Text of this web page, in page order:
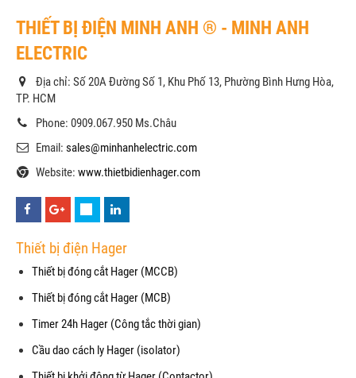
THIẾT BỊ ĐIỆN MINH ANH ® - MINH ANH
ELECTRIC
Địa chỉ: Số 20A Đường Số 1, Khu Phố 13, Phường Bình Hưng Hòa,
TP. HCM
Phone: 0909.067.950 Ms.Châu
Email: sales@minhanhelectric.com
Website: www.thietbidienhager.com
Thiết bị điện Hager
Thiết bị đóng cắt Hager (MCCB)
Thiết bị đóng cắt Hager (MCB)
Timer 24h Hager (Công tắc thời gian)
Cầu dao cách ly Hager (isolator)